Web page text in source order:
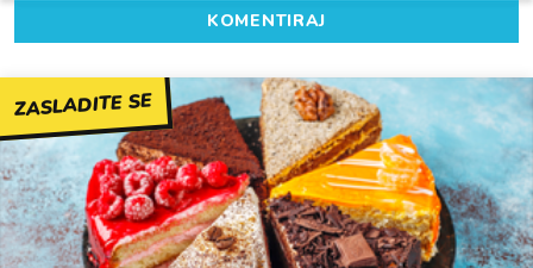
KOMENTIRAJ
ZASLADITE SE